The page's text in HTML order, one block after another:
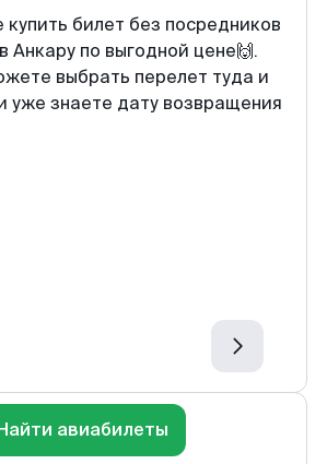
билет без посредников
Анкару по выгодной цене🙌.
выбрать перелет туда и
уже знаете дату возвращения
авиабилеты